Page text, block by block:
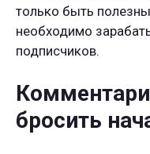
только быть
необходимо
подписчиков.
бросить